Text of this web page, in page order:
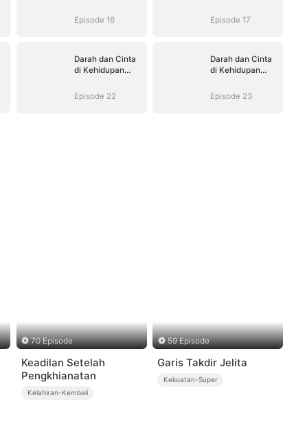
Episode 16
Episode 17
Darah dan Cinta
di Kehidupan
Episode 22
Darah dan Cinta
di Kehidupan
Episode 23
70 Episode
Keadilan Setelah
Pengkhianatan
Kelahiran-Kembali
59 Episode
Garis Takdir Jelita
Kekuatan-Super